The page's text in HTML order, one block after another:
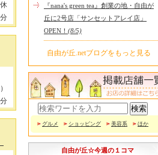
色々付くようにな..
京都九条ねぎ焼き専門店 ねぎ家 -時代
家 旬-
【ランチ限定】鉄板炙りホルモン丼🔥本
日も大人気！香ばしく炙った新鮮ホルモ
ンに、濃厚な京都味噌だれ..
冷え性改善協会 ICITO
【 よもぎ蒸しやリラクゼーション専門の
顧問契約 】 冷え性改善協会は、小規模の
エステサロン、リ..
『nana's green tea』創業の地・自由が
丘に2号店「サンセットアレイ店」
OPEN！ (8/5)
自由が丘.netブログをもっと見る
グルメ ショッピング 美容系 ほか
自由が丘☆今週の１コマ